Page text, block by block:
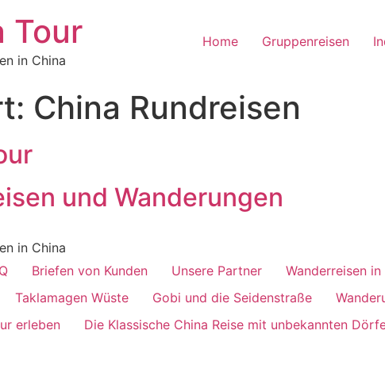
Tour
in China
Home Gruppenreisen
China Rundreisen
und Wanderungen
in China
Briefen von Kunden Unsere Partner Wanderreisen in
Taklamagen Wüste Gobi und die Seidenstraße
erleben
Die Klassische China Reise mit unbekannten